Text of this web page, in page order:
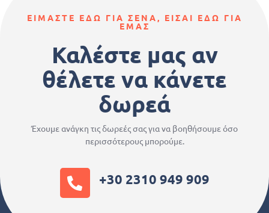
ΕΙΜΑΣΤΕ ΕΔΩ ΓΙΑ ΣΕΝΑ, ΕΙΣΑΙ ΕΔΩ ΓΙΑ
ΕΜΑΣ
Καλέστε μας αν
θέλετε να κάνετε
δωρεά
Έχουμε ανάγκη τις δωρεές σας για να βοηθήσουμε όσο
περισσότερους μπορούμε.
+30 2310 949 909